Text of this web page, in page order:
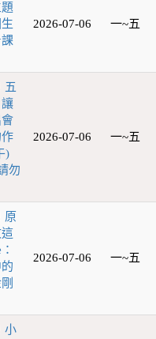
2026-07-06 一~五
五
)
勿
2026-07-06 一~五
原
2026-07-06 一~五
小